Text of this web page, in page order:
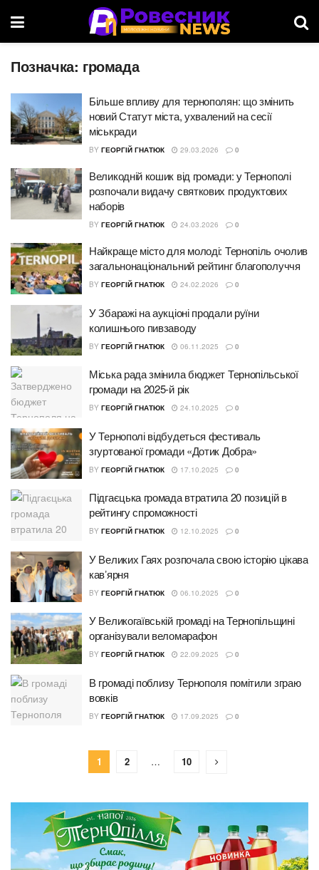
Позначка: громада
Більше впливу для тернополян: що змінить
новий Статут міста, ухвалений на сесії
міськради
BY ГЕОРГІЙ ГНАТЮК 29.03.2026 0
Великодній кошик від громади: у Тернополі
розпочали видачу святкових продуктових
наборів
BY ГЕОРГІЙ ГНАТЮК 24.03.2026 0
Найкраще місто для молоді: Тернопіль очолив
загальнонаціональний рейтинг благополуччя
BY ГЕОРГІЙ ГНАТЮК 24.02.2026 0
У Збаражі на аукціоні продали руїни
колишнього пивзаводу
BY ГЕОРГІЙ ГНАТЮК 06.11.2025 0
Міська рада змінила бюджет Тернопільської
громади на 2025-й рік
BY ГЕОРГІЙ ГНАТЮК 24.10.2025 0
У Тернополі відбудеться фестиваль
згуртованої громади «Дотик Добра»
BY ГЕОРГІЙ ГНАТЮК 17.10.2025 0
Підгаєцька громада втратила 20 позицій в
рейтингу спроможності
BY ГЕОРГІЙ ГНАТЮК 12.10.2025 0
У Великих Гаях розпочала свою історію цікава
кавʼярня
BY ГЕОРГІЙ ГНАТЮК 06.10.2025 0
У Великогаївській громаді на Тернопільщині
організували веломарафон
BY ГЕОРГІЙ ГНАТЮК 22.09.2025 0
В громаді поблизу Тернополя помітили зграю
вовків
BY ГЕОРГІЙ ГНАТЮК 17.09.2025 0
1 2 … 10